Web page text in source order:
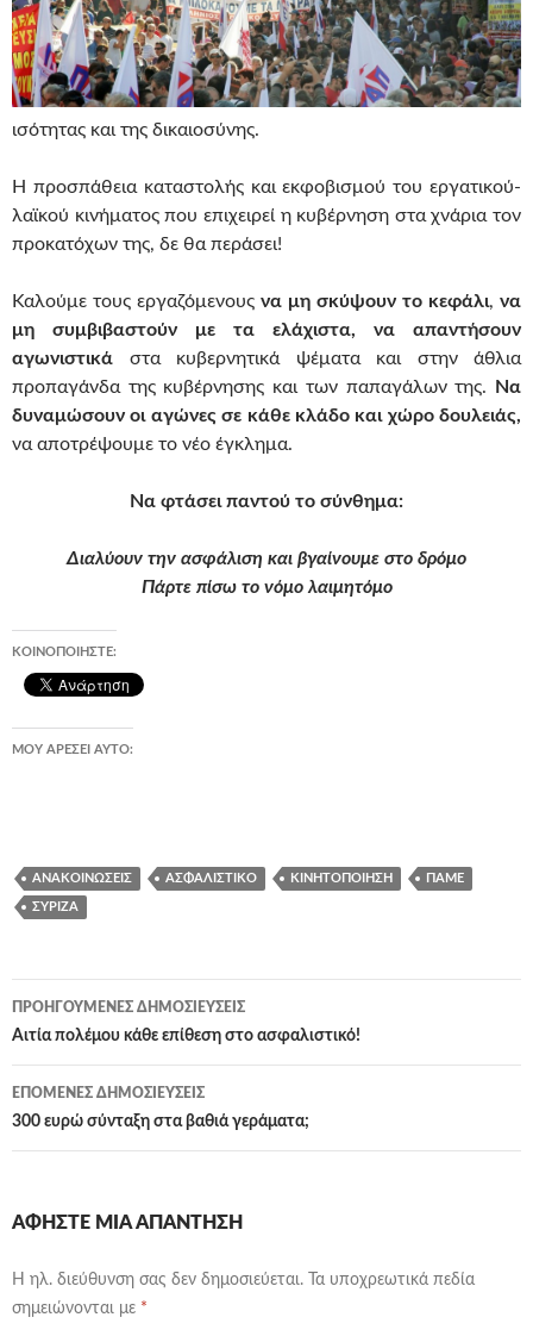
ισότητας και της δικαιοσύνης.
Η προσπάθεια καταστολής και εκφοβισμού του εργατικού-
λαϊκού κινήματος που επιχειρεί η κυβέρνηση στα χνάρια τον
προκατόχων της, δε θα περάσει!
Καλούμε τους εργαζόμενους να μη σκύψουν το κεφάλι, να
μη συμβιβαστούν με τα ελάχιστα, να απαντήσουν
αγωνιστικά στα κυβερνητικά ψέματα και στην άθλια
προπαγάνδα της κυβέρνησης και των παπαγάλων της.
Να
δυναμώσουν οι αγώνες σε κάθε κλάδο και χώρο δουλειάς,
να αποτρέψουμε το νέο έγκλημα.
Να φτάσει παντού το σύνθημα:
Διαλύουν την ασφάλιση και βγαίνουμε στο δρόμο
Πάρτε πίσω το νόμο λαιμητόμο
ΚΟΙΝΟΠΟΙΉΣΤΕ:
ΜΟΥ ΑΡΈΣΕΙ ΑΥΤΌ:
ΑΝΑΚΟΙΝΏΣΕΙΣ ΑΣΦΑΛΙΣΤΙΚΌ ΚΙΝΗΤΟΠΟΊΗΣΗ ΠΑΜΕ
ΣΥΡΙΖΑ
Πλοήγηση
άρθρων
ΠΡΟΗΓΟΎΜΕΝΕΣ ΔΗΜΟΣΙΕΎΣΕΙΣ
Αιτία πολέμου κάθε επίθεση στο ασφαλιστικό!
ΕΠΌΜΕΝΕΣ ΔΗΜΟΣΙΕΎΣΕΙΣ
300 ευρώ σύνταξη στα βαθιά γεράματα;
ΑΦΉΣΤΕ ΜΙΑ ΑΠΆΝΤΗΣΗ
Η ηλ. διεύθυνση σας δεν δημοσιεύεται.
Τα υποχρεωτικά πεδία
σημειώνονται με *